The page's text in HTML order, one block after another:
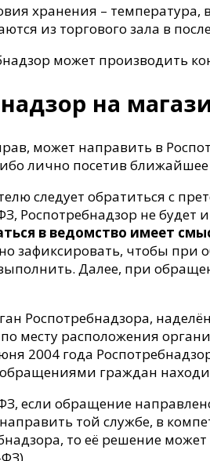
хранения – температура,
из торгового зала в
может производить
на
может направить в
лично посетив
следует обратиться с
Роспотребнадзор не
в ведомство имеет
зафиксировать, чтобы
Далее, при
Роспотребнадзора,
месту расположения
2004 года
граждан
если обращение
той службе, в
то её решение